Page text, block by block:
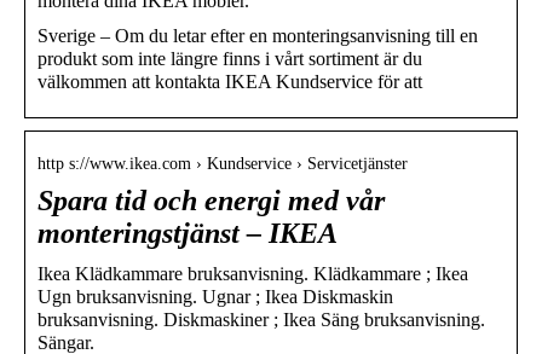
Sverige – Om du letar efter en monteringsanvisning till en
produkt som inte längre finns i vårt sortiment är du
välkommen att kontakta IKEA Kundservice för att
http s://www.ikea.com › Kundservice › Servicetjänster
Spara tid och energi med vår
monteringstjänst – IKEA
Ikea Klädkammare bruksanvisning. Klädkammare ; Ikea
Ugn bruksanvisning. Ugnar ; Ikea Diskmaskin
bruksanvisning. Diskmaskiner ; Ikea Säng bruksanvisning.
Sängar.